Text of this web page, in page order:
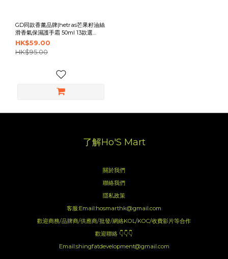
GD同款香薰品牌|hetras芒果籽油絲
滑香氣保濕護手霜 50ml 13款選
擇|hetras Perfumed Mango Seed
Butter Hand Cream 50ml
HK$59.00
HK$95.00
了解Ho'S Mart
關於我們
聯絡我們
隱私政策
客服:Email:hosmarthk@gmail.com
歡迎商務/品牌商/供應商/批發/網絡KOL/KOC/收費影片等合作
歡迎聯絡 👇👇👇
Email:shingfatdevelopment@gmail.com